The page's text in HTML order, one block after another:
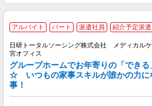
アルバイト パート 派遣社員 紹介予定派遣
日研トータルソーシング株式会社 メディカル
宮オフィス
グループホームでお年寄りの「できる
☆ いつもの家事スキルが誰かの力に
事！